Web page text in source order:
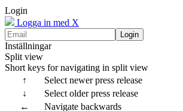
Login
Logga in med X
Login
Inställningar
Split view
Short keys for navigating in split view
↑
Select newer press release
↓
Select older press release
←
Navigate backwards